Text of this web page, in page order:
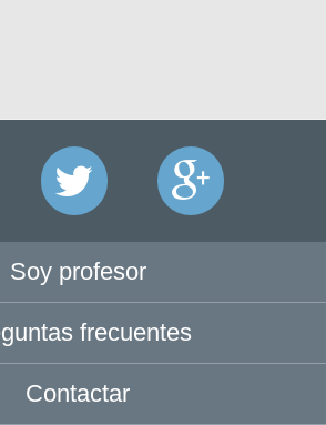
Soy profesor
frecuentes
Contactar